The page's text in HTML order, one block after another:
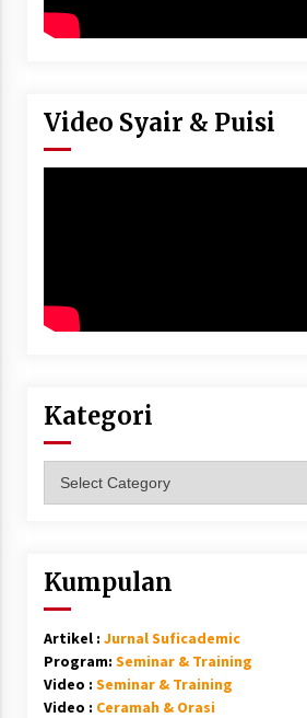
Video Syair & Puisi
Kategori
Kumpulan
Artikel : Jurnal Suficademic
Program: Seminar & Training
Video : Seminar & Training
Video : Ceramah & Orasi